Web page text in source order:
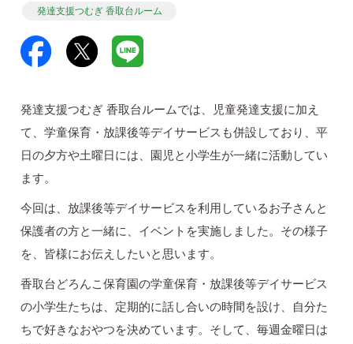
発達支援つむぎ 香取台ルーム
発達支援つむぎ 香取台ルームでは、児童発達支援に加え
て、学童保育・放課後等デイサービスも併設しており、平
日の夕方や土曜日には、園児と小学生が一緒に活動してい
ます。
今回は、放課後等デイサービスを利用しているお子さんと
保護者の方と一緒に、イベントを実施しました。その様子
を、皆様にお伝えしたいと思います。
香取台どろんこ保育園の学童保育・放課後等デイサービス
の小学生たちは、定期的に話し合いの時間を設け、自分た
ちで好きなおやつを決めています。そして、毎週金曜日は